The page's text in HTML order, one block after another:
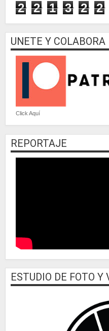
2 2 1 3 2 2
UNETE Y COLABORA
Click Aquí
REPORTAJE
ESTUDIO DE FOTO Y